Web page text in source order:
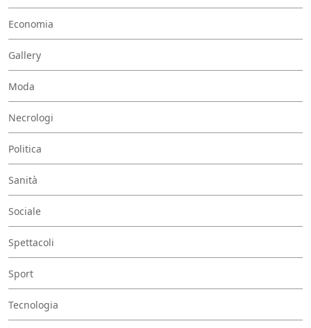
Economia
Gallery
Moda
Necrologi
Politica
Sanità
Sociale
Spettacoli
Sport
Tecnologia